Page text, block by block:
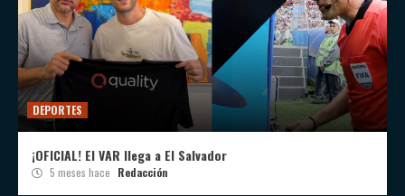
DEPORTES
¡OFICIAL! El VAR llega a El Salvador
5 meses hace Redacción